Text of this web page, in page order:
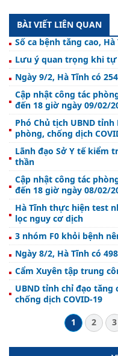
BÀI VIẾT LIÊN QUAN
Số ca bệnh tăng cao,
Lưu ý quan trọng khi tự
Ngày 9/2, Hà Tĩnh có
Cập nhật công tác
đến 18 giờ ngày 09/02/
Phó Chủ tịch UBND
phòng, chống dịch
Lãnh đạo Sở Y tế kiểm
thần
Cập nhật công tác
đến 18 giờ ngày 08/02/
Hà Tĩnh thực hiện test
lọc nguy cơ dịch
3 nhóm F0 khỏi bệnh
Ngày 8/2, Hà Tĩnh có
Cẩm Xuyên tập trung
UBND tỉnh chỉ đạo tăng
chống dịch COVID-19
1
2 3